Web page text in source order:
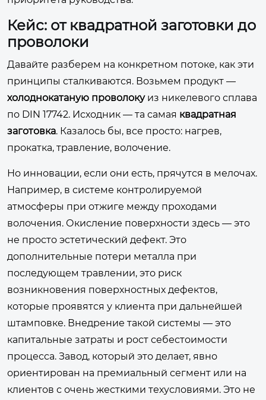
Кейс: от квадратной заготовки до
проволоки
Давайте разберем на конкретном потоке, как эти
принципы сталкиваются. Возьмем продукт —
холоднокатаную проволокуиз никелевого сплава
по DIN 17742. Исходник — та самая квадратная
заготовка. Казалось бы, все просто: нагрев,
прокатка, травление, волочение.
Но инновации, если они есть, прячутся в мелочах.
Например, в системе контролируемой
атмосферы при отжиге между проходами
волочения. Окисление поверхности здесь — это
не просто эстетический дефект. Это
дополнительные потери металла при
последующем травлении, это риск
возникновения поверхностных дефектов,
которые проявятся у клиента при дальнейшей
штамповке. Внедрение такой системы — это
капитальные затраты и рост себестоимости
процесса. Завод, который это делает, явно
ориентирован на премиальный сегмент или на
клиентов с очень жесткими техусловиями. Это не